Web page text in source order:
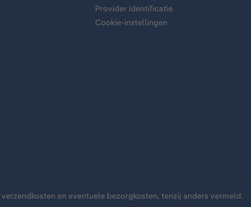
Provider identificatie
Cookie-instellingen
verzendkosten en eventuele bezorgkosten, tenzij anders vermeld.